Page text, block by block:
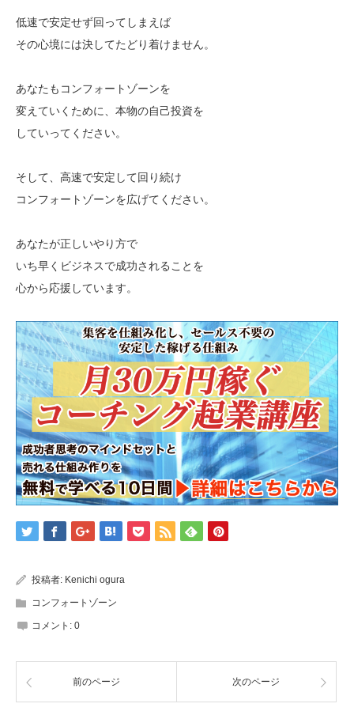
低速で安定せず回ってしまえば
その心境には決してたどり着けません。
あなたもコンフォートゾーンを
変えていくために、本物の自己投資を
していってください。
そして、高速で安定して回り続け
コンフォートゾーンを広げてください。
あなたが正しいやり方で
いち早くビジネスで成功されることを
心から応援しています。
投稿者: Kenichi ogura
コンフォートゾーン
コメント: 0
前のページ 次のページ